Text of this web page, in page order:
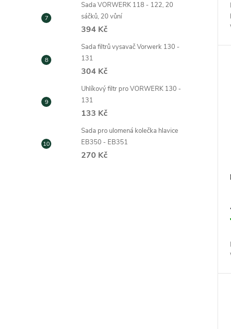
Sada VORWERK 118 - 122, 20
sáčků, 20 vůní
394 Kč
Sada filtrů vysavač Vorwerk 130 -
131
304 Kč
Uhlíkový filtr pro VORWERK 130 -
131
133 Kč
Sada pro ulomená kolečka hlavice
EB350 - EB351
270 Kč
u